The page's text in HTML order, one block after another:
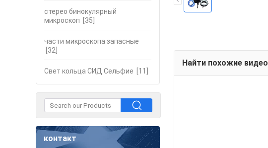
стерео бинокулярный
микроскоп [35]
части микроскопа запасные
[32]
Свет кольца СИД Сельфие [11]
контакт
Найти похожие видео